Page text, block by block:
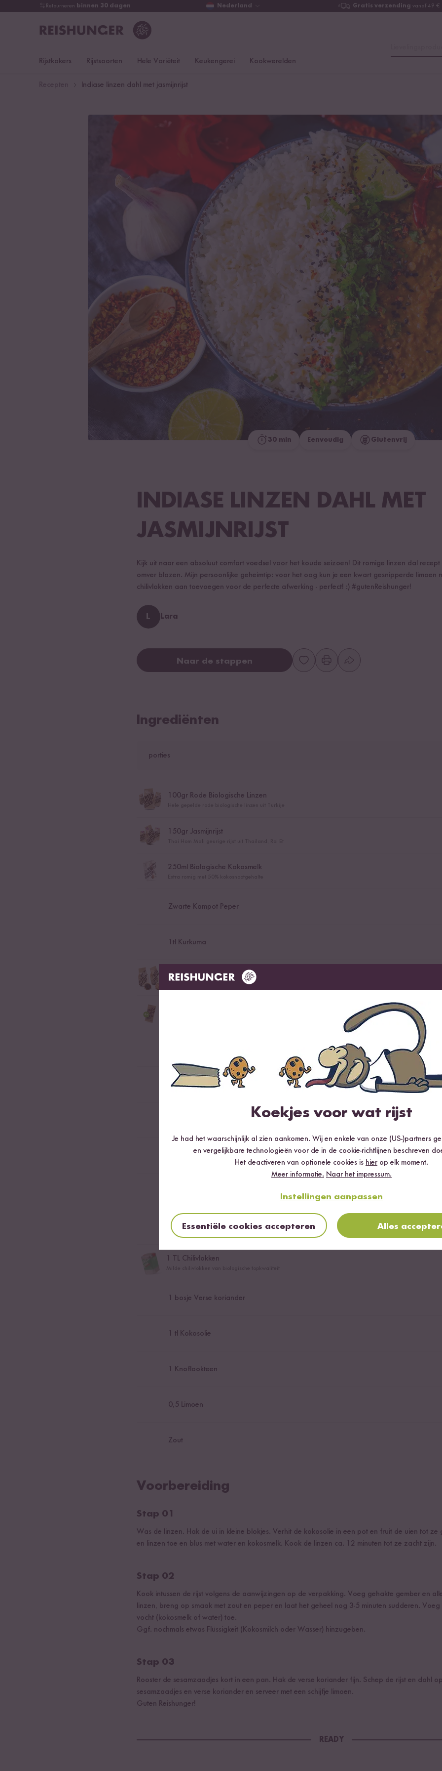
Retourneren binnen 30 dagen Nederland Gratis verzending vanaf 49 €
Rijstkokers
Rijstsoorten Hele Variëteit Keukengerei Kookwerelden
Indiase linzen dahl met jasmijnrijst
30 min Eenvoudig Glutenvrij
INDIASE LINZEN DAHL MET
JASMIJNRIJST
Kijk uit naar een absoluut comfort voedsel voor het koude seizoen! Dit romige linzen dal recept
omver blazen. Mijn persoonlijke geheimtip: voor het oog kun je een kwart gesnipperde limoen
chilivlokken aan toevoegen voor de perfecte afwerking - perfect! :) #gutenReishunger!
L Lara
Naar de stappen
Ingrediënten
porties
100gr Rode Biologische Linzen
150gr Jasmijnrijst
250ml Biologische Kokosmelk
Zwarte Kampot Peper
1 tl Kurkuma
1tl Sesamzaad
Geroosterd sesamzaad voor de verfijning van sushi en meer
150ml Water
tl Koriander
1 stuk Verse gember (een duim)
1 TL Chilivlokken
1 bosje Verse koriander
1 tl Kokosolie
1 Knoflookteen
0,5 Limoen
Zout
Voorbereiding
Stap 01
Was de linzen. Hak de ui in kleine blokjes. Verhit de kokosolie in een pot en fruit de uien tot
en linzen toe en blus met water en kokosmelk. Kook de linzen ca. 12 minuten tot ze zacht zijn.
Stap 02
Kook intussen de rijst volgens de aanwijzingen op de verpakking. Voeg gehakte gember en
linzen, breng op smaak met zout en peper en laat het geheel nog 3-5 minuten sudderen.
vocht (kokosmelk of water) toe.
Ggf. nochmals etwas Flüssigkeit (Kokosmilch oder Wasser) hinzugeben.
Stap 03
Rooster de sesamzaadjes kort in een pan. Hak de verse koriander fijn. Schep de rijst en dahl
sesamzaadjes en verse koriander en serveer met een schijfje limoen.
Guten Reishunger!
READY
Koekjes voor wat rijst
Je had het waarschijnlijk al zien aankomen. Wij en enkele van onze (US-)partners
en vergelijkbare technologieën voor de in de cookie-richtlijnen beschreven
Het deactiveren van optionele cookies is hier op elk moment.
Meer informatie. Naar het impressum.
Instellingen aanpassen
Essentiële cookies accepteren Alles